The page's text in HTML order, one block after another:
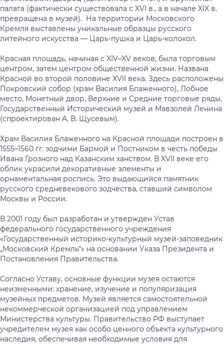
палата (фактически существовала с XVI в., а в начале XIX в.
превращена в музей). На территории Московского
Кремля выставлены уникальные образцы русского
литейного искусства — Царь-пушка и Царь-колокол.
Красная площадь, начиная с XIV–XV веков, была торговым
центром, затем центром общественной жизни. Названа
Красной во второй половине XVII века. Здесь расположены
Покровский собор (храм Василия Блаженного), Лобное
место, Монетный двор, Верхние и Средние торговые ряды,
Государственный Исторический музей и Мавзолей Ленина
(спроектирован А. В. Щусевым).
Храм Василия Блаженного на Красной площади построен в
1555–1560 гг. зодчими Бармой и Постником в честь победы
Ивана Грозного над Казанским ханством. В XVII веке его
облик украсили декоративные элементы и
орнаментальная роспись. Это выдающийся памятник
русского средневекового зодчества, ставший символом
Москвы и России.
В 2001 году был разработан и утвержден Устав
федерального государственного учреждения
«Государственный историко-культурный музей-заповедник
„Московский Кремль“» на основании Указа Президента и
Постановления Правительства.
Согласно Уставу, основные функции музея остаются
неизменными: хранение, изучение и популяризация
музейных предметов. Музей является самостоятельной
некоммерческой организацией под управлением
Министерства культуры. Правительство РФ выступает
учредителем музея как особо ценного объекта культурного
наследия, обеспечивая необходимые условия для